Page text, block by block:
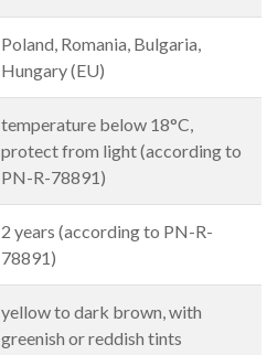
Poland, Romania, Bulgaria,
Hungary (EU)
temperature below 18°C,
protect from light (according to
PN-R-78891)
2 years (according to PN-R-
78891)
yellow to dark brown, with
greenish or reddish tints